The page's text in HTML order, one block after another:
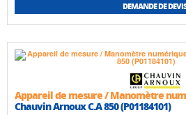
DEMANDE DE DEVIS
Appareil de mesure / Manomètre
Chauvin Arnoux C.A 850 (P01184101)